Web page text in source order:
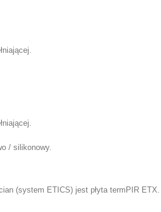
/ silikonowy.
(system ETICS) jest płyta termPIR ETX.